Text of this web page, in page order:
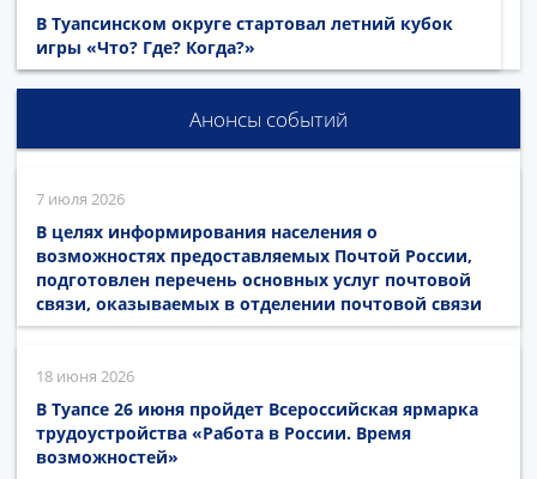
В Туапсинском округе стартовал летний кубок
игры «Что? Где? Когда?»
Анонсы событий
7 июля 2026
В целях информирования населения о
возможностях предоставляемых Почтой России,
подготовлен перечень основных услуг почтовой
связи, оказываемых в отделении почтовой связи
18 июня 2026
В Туапсе 26 июня пройдет Всероссийская ярмарка
трудоустройства «Работа в России. Время
возможностей»